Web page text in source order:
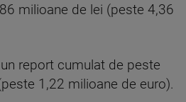
milioane de lei (peste 4,36
report cumulat de peste
1,22 milioane de euro).